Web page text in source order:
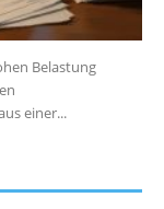
Belastung
einer...